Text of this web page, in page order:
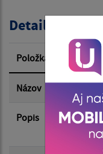
Dátum zverejnenia
Dátum zverejnenia
Detail
Položka
Názov
Popis